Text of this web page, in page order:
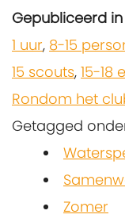
Gepubliceerd in
1 uur, 8-15
15 scouts, 15-18
Rondom het
Getagged
Zomer